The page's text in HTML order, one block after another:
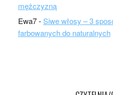
mężczyzną
Ewa7-Siwe włosy – 3
farbowanych do naturalnych